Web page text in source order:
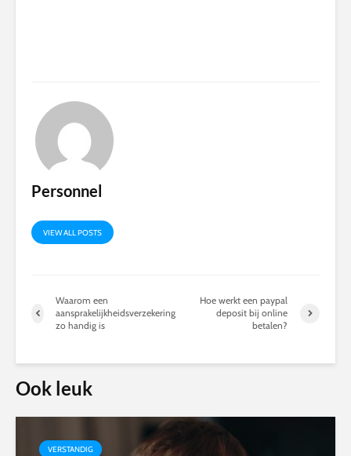
Personnel
VIEW ALL POSTS
Waarom een
aansprakelijkheidsverzekering
zo handig is
Hoe werkt een paypal
deposit bij online
betalen?
Ook leuk
VERSTANDIG